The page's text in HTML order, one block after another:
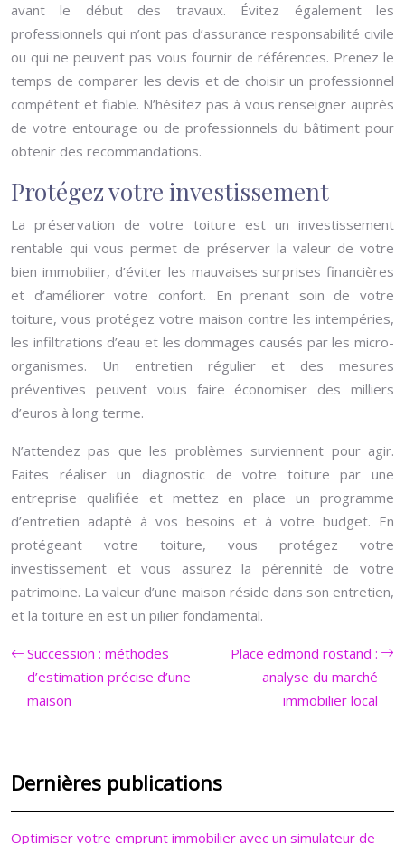
avant le début des travaux. Évitez également les
professionnels qui n’ont pas d’assurance responsabilité civile
ou qui ne peuvent pas vous fournir de références. Prenez le
temps de comparer les devis et de choisir un professionnel
compétent et fiable. N’hésitez pas à vous renseigner auprès
de votre entourage ou de professionnels du bâtiment pour
obtenir des recommandations.
Protégez votre investissement
La préservation de votre toiture est un investissement
rentable qui vous permet de préserver la valeur de votre
bien immobilier, d’éviter les mauvaises surprises financières
et d’améliorer votre confort. En prenant soin de votre
toiture, vous protégez votre maison contre les intempéries,
les infiltrations d’eau et les dommages causés par les micro-
organismes. Un entretien régulier et des mesures
préventives peuvent vous faire économiser des milliers
d’euros à long terme.
N’attendez pas que les problèmes surviennent pour agir.
Faites réaliser un diagnostic de votre toiture par une
entreprise qualifiée et mettez en place un programme
d’entretien adapté à vos besoins et à votre budget. En
protégeant votre toiture, vous protégez votre
investissement et vous assurez la pérennité de votre
patrimoine. La valeur d’une maison réside dans son entretien,
et la toiture en est un pilier fondamental.
Succession : méthodes
d’estimation précise d’une
maison
Place edmond rostand :
analyse du marché
immobilier local
Dernières publications
Optimiser votre emprunt immobilier avec un simulateur de